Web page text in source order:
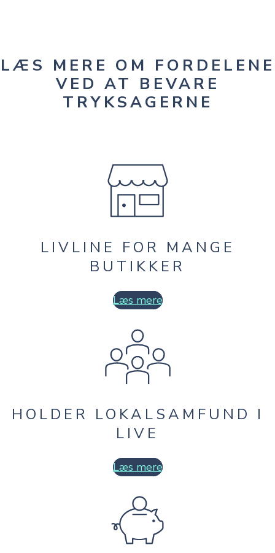
LÆS MERE OM FORDELENE
VED AT BEVARE
TRYKSAGERNE
LIVLINE FOR MANGE
BUTIKKER
Læs mere
HOLDER LOKALSAMFUND I
LIVE
Læs mere